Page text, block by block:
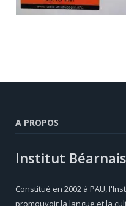
A PROPOS
Institut
Constitué en 2002 à PAU,
promouvoir la langue et la